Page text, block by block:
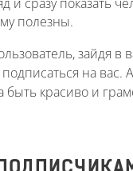
полезны.
зайдя в
на вас.
быть красиво и